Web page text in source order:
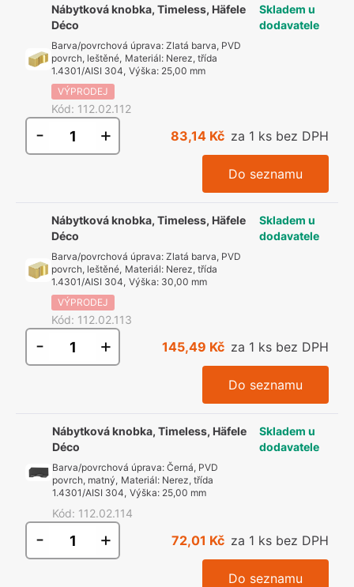
Nábytková knobka, Timeless, Häfele
Déco
Barva/povrchová úprava: Zlatá barva, PVD
povrch, leštěné, Materiál: Nerez, třída
1.4301/AISI 304, Výška: 25,00 mm
VÝPRODEJ
Kód: 112.02.112
Skladem u
dodavatele
- + 83,14 Kč za 1 ks bez DPH
Do seznamu
Nábytková knobka, Timeless, Häfele
Déco
Barva/povrchová úprava: Zlatá barva, PVD
povrch, leštěné, Materiál: Nerez, třída
1.4301/AISI 304, Výška: 30,00 mm
VÝPRODEJ
Kód: 112.02.113
Skladem u
dodavatele
- + 145,49 Kč za 1 ks bez DPH
Do seznamu
Nábytková knobka, Timeless, Häfele
Déco
Barva/povrchová úprava:Černá, PVD
povrch, matný, Materiál: Nerez, třída
1.4301/AISI 304, Výška: 25,00 mm
Kód: 112.02.114
Skladem u
dodavatele
- + 72,01 Kč za 1 ks bez DPH
Do seznamu